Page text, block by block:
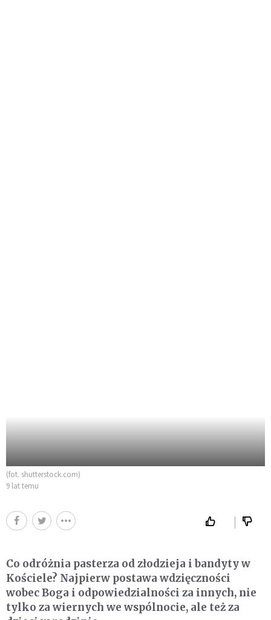
(fot. shutterstock.com)
9 lat temu
Co odróżnia pasterza od złodzieja i bandyty w
Kościele? Najpierw postawa wdzięczności
wobec Boga i odpowiedzialności za innych, nie
tylko za wiernych we wspólnocie, ale też za